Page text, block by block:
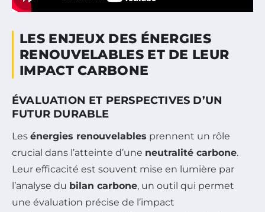
LES ENJEUX DES ÉNERGIES
RENOUVELABLES ET DE LEUR
IMPACT CARBONE
ÉVALUATION ET PERSPECTIVES D’UN
FUTUR DURABLE
Les énergies renouvelables prennent un rôle
crucial dans l’atteinte d’une neutralité carbone.
Leur efficacité est souvent mise en lumière par
l’analyse du bilan carbone, un outil qui permet
une évaluation précise de l’impact